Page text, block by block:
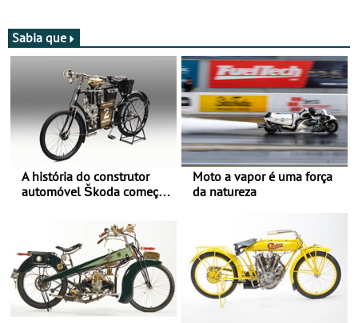
Bianchi Prata
Circuit
Sabia que
A história do construtor
automóvel Škoda começou
Moto a vapor é uma força
da natureza